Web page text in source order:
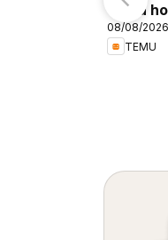
Temu
Mexico
08/08/
TEMU